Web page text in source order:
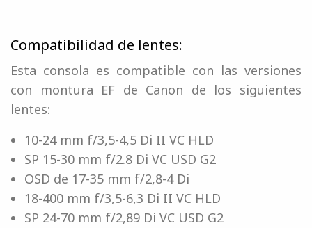
Compatibilidad de lentes:
Esta consola es compatible con las versiones
con montura EF de Canon de los siguientes
lentes:
10-24 mm f/3,5-4,5 Di II VC HLD
SP 15-30 mm f/2.8 Di VC USD G2
OSD de 17-35 mm f/2,8-4 Di
18-400 mm f/3,5-6,3 Di II VC HLD
SP 24-70 mm f/2,89 Di VC USD G2